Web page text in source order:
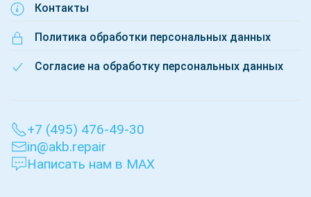
Контакты
Политика обработки персональных данных
Согласие на обработку персональных данных
+7 (495) 476-49-30
in@akb.repair
Написать нам в MAX